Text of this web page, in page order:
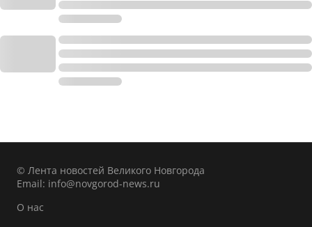
© Лента новостей Великого Новгорода
Email: info@novgorod-news.ru
О нас